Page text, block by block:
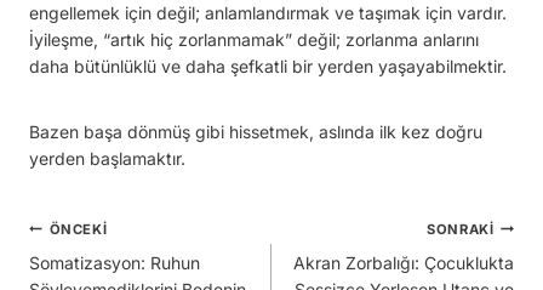
engellemek için değil; anlamlandırmak ve taşımak için vardır.
İyileşme, “artık hiç zorlanmamak” değil; zorlanma anlarını
daha bütünlüklü ve daha şefkatli bir yerden yaşayabilmektir.
Bazen başa dönmüş gibi hissetmek, aslında ilk kez doğru
yerden başlamaktır.
Yazı
ÖNCEKI
Somatizasyon: Ruhun
SONRAKI
Akran Zorbalığı: Çocuklukta